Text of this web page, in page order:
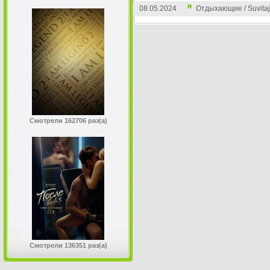
Смотрели 162706 раз(а)
Смотрели 136351 раз(а)
08.05.2024
Отдыхающие /